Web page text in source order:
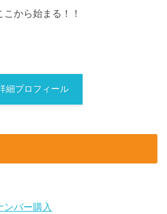
から始まる！！
細プロフィール
ンバー購入